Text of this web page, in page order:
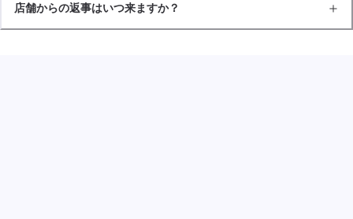
店舗からの返事はいつ来ますか？